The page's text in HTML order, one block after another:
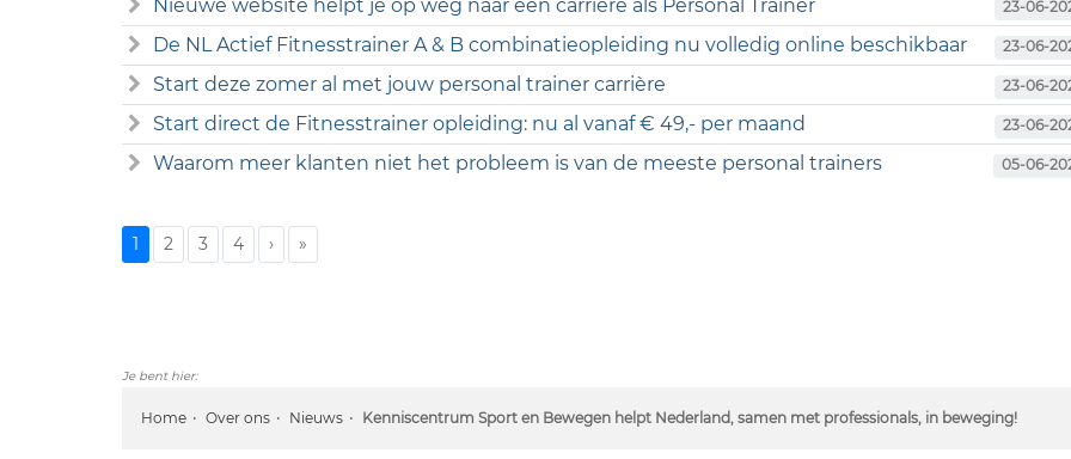
Nieuwe website helpt je op weg naar een carrière als Personal Trainer 23-06-
De NL Actief Fitnesstrainer A & B combinatieopleiding nu volledig online beschikbaar 23-06-
Start deze zomer al met jouw personal trainer carrière 23-06-
Start direct de Fitnesstrainer opleiding: nu al vanaf € 49,- per maand 23-06-
Waarom meer klanten niet het probleem is van de meeste personal trainers 05-06-
1 2 3 4 › »
Je bent hier:
Home Over ons Nieuws Kenniscentrum Sport en Bewegen helpt Nederland, samen met professionals, in beweging!